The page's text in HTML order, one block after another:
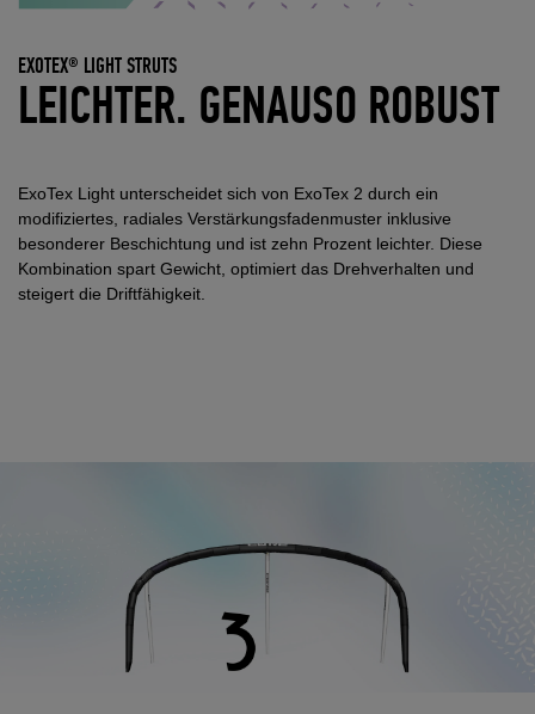
EXOTEX® LIGHT STRUTS
LEICHTER. GENAUSO ROBUST
ExoTex Light unterscheidet sich von ExoTex 2 durch ein
modifiziertes, radiales Verstärkungsfadenmuster inklusive
besonderer Beschichtung und ist zehn Prozent leichter. Diese
Kombination spart Gewicht, optimiert das Drehverhalten und
steigert die Driftfähigkeit.